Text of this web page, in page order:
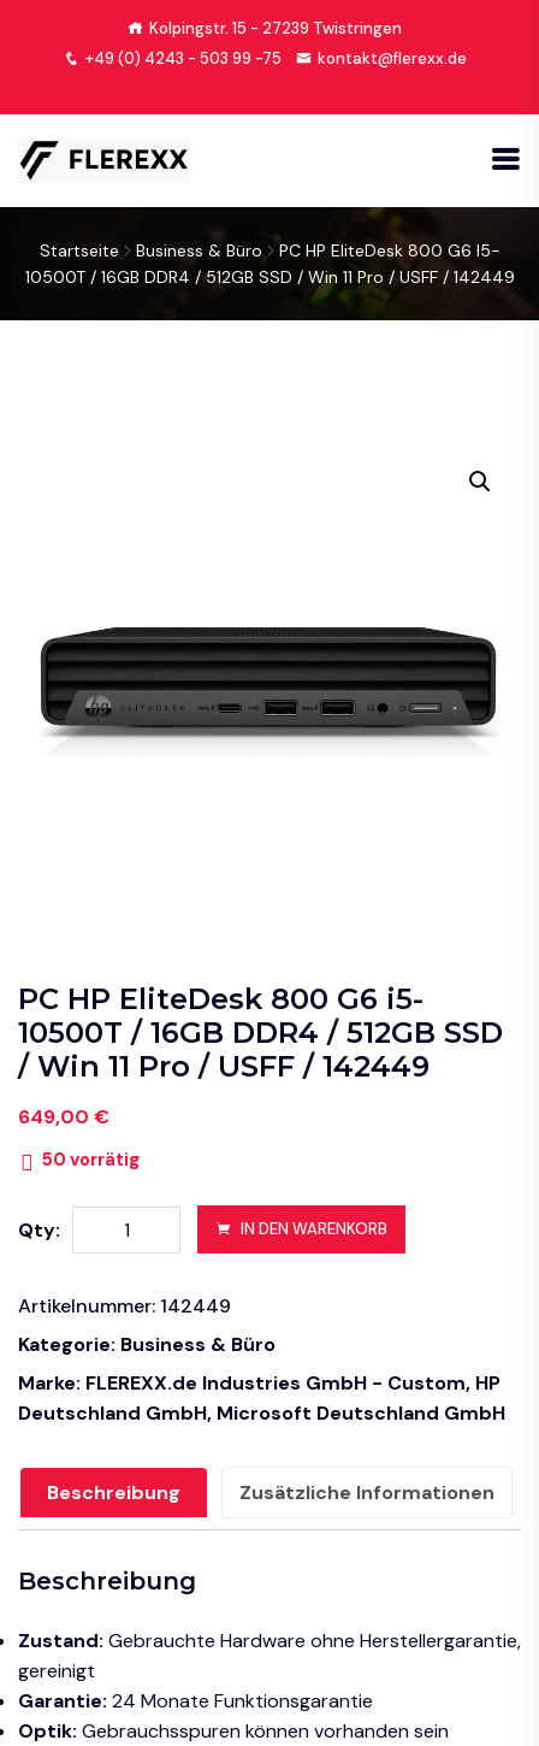
Kolpingstr. 15 - 27239 Twistringen
+49 (0) 4243 - 503 99 -75
kontakt@flerexx.de
Startseite Business & Büro
PC HP EliteDesk 800 G6 I5-
10500T / 16GB DDR4 / 512GB SSD / Win 11 Pro / USFF / 142449
PC HP EliteDesk 800 G6 i5-
10500T / 16GB DDR4 / 512GB SSD
/ Win 11 Pro / USFF / 142449
649,00 €
50 vorrätig
Qty:
HP
800
G6
10500T
DDR4
/
SSD
Win
11
Pro
/
IN DEN WARENKORB
Artikelnummer: 142449
Kategorie: Business & Büro
Marke: FLEREXX.de Industries GmbH - Custom, HP
Deutschland GmbH, Microsoft Deutschland GmbH
Beschreibung Zusätzliche Informationen
Beschreibung
Zustand: Gebrauchte Hardware ohne Herstellergarantie,
gereinigt
Garantie: 24 Monate Funktionsgarantie
Optik: Gebrauchsspuren können vorhanden sein